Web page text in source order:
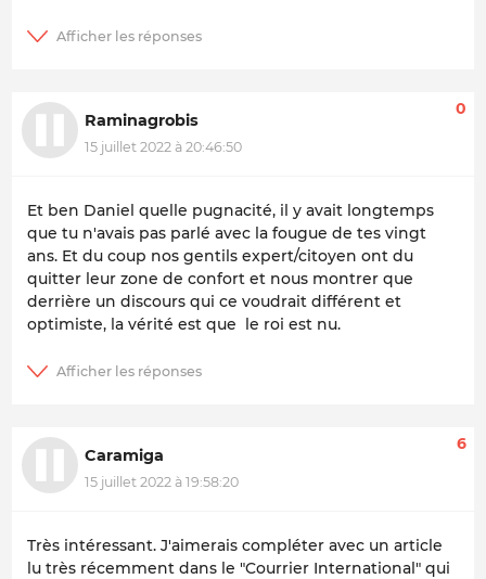
Raminagrobis
15 juillet 2022 à 20:46:50
0
Et ben Daniel quelle pugnacité, il y avait longtemps
que tu n'avais pas parlé avec la fougue de tes vingt
ans. Et du coup nos gentils expert/citoyen ont du
quitter leur zone de confort et nous montrer que
derrière un discours qui ce voudrait différent et
optimiste, la vérité est que le roi est nu.
Caramiga
15 juillet 2022 à 19:58:20
6
Très intéressant. J'aimerais compléter avec un article
lu très récemment dans le "Courrier International" qui